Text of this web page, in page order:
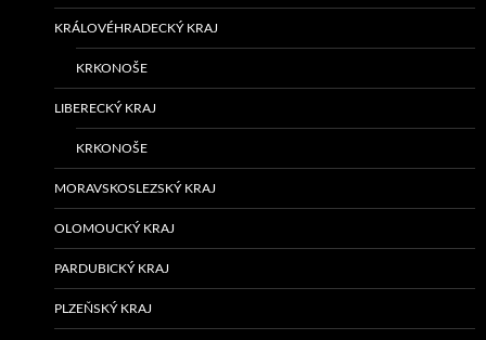
KRÁLOVÉHRADECKÝ KRAJ
KRKONOŠE
LIBERECKÝ KRAJ
KRKONOŠE
MORAVSKOSLEZSKÝ KRAJ
OLOMOUCKÝ KRAJ
PARDUBICKÝ KRAJ
PLZEŇSKÝ KRAJ